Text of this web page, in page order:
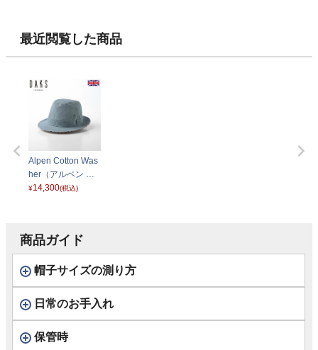
最近閲覧した商品
Alpen Cotton Was
her（アルペン コ
ットンワッシャ
¥14,300(税込)
商品ガイド
帽子サイズの測り方
日常のお手入れ
保管時